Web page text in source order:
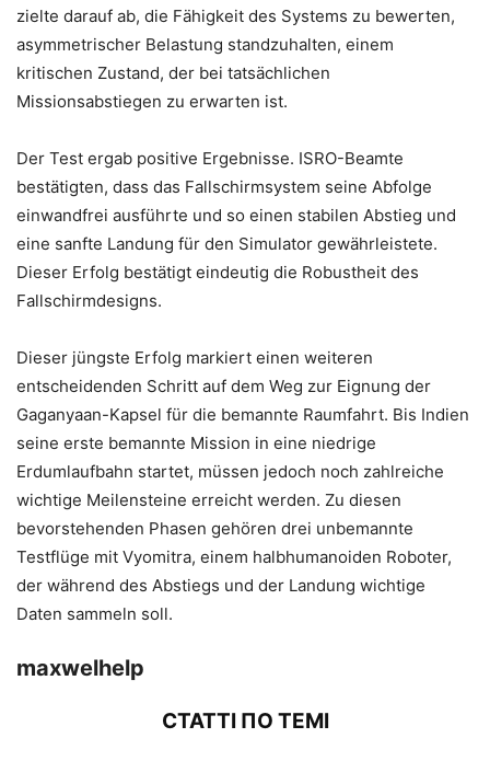
zielte darauf ab, die Fähigkeit des Systems zu bewerten,
asymmetrischer Belastung standzuhalten, einem
kritischen Zustand, der bei tatsächlichen
Missionsabstiegen zu erwarten ist.
Der Test ergab positive Ergebnisse. ISRO-Beamte
bestätigten, dass das Fallschirmsystem seine Abfolge
einwandfrei ausführte und so einen stabilen Abstieg und
eine sanfte Landung für den Simulator gewährleistete.
Dieser Erfolg bestätigt eindeutig die Robustheit des
Fallschirmdesigns.
Dieser jüngste Erfolg markiert einen weiteren
entscheidenden Schritt auf dem Weg zur Eignung der
Gaganyaan-Kapsel für die bemannte Raumfahrt. Bis Indien
seine erste bemannte Mission in eine niedrige
Erdumlaufbahn startet, müssen jedoch noch zahlreiche
wichtige Meilensteine ​​erreicht werden. Zu diesen
bevorstehenden Phasen gehören drei unbemannte
Testflüge mit Vyomitra, einem halbhumanoiden Roboter,
der während des Abstiegs und der Landung wichtige
Daten sammeln soll.
maxwelhelp
СТАТТІ ПО ТЕМІ